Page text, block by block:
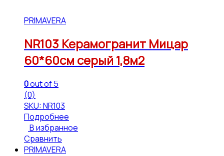
PRIMAVERA
NR103 Керамогранит Мицар
60*60см серый 1,8м2
0out of 5
(0)
SKU: NR103
Подробнее
В избранное
Сравнить
PRIMAVERA